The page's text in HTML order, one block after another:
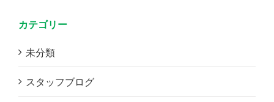
カテゴリー
未分類
スタッフブログ